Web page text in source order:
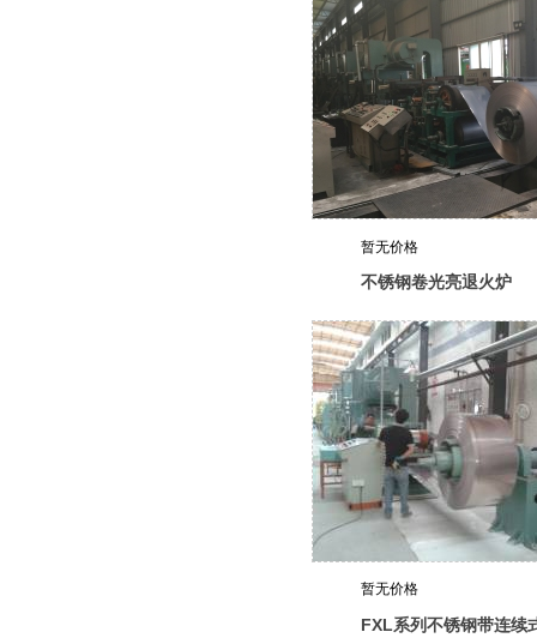
暂无价格
不锈钢卷光亮退火炉
暂无价格
FXL系列不锈钢带连续